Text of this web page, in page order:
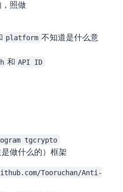
，照做
platform 不知道是什么意
和 API ID
tgcrypto
道是做什么的）框架
Tooruchan/Anti-